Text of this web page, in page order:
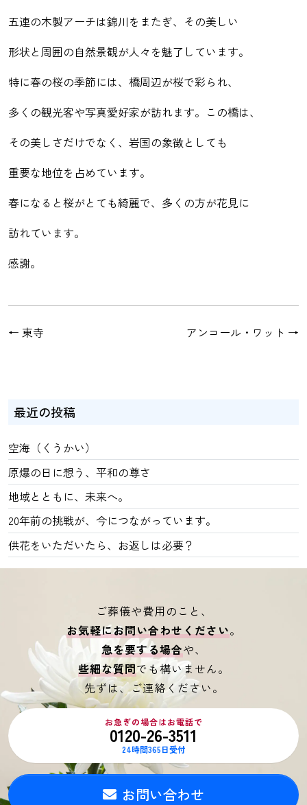
五連の木製アーチは錦川をまたぎ、その美しい
形状と周囲の自然景観が人々を魅了しています。
特に春の桜の季節には、橋周辺が桜で彩られ、
多くの観光客や写真愛好家が訪れます。この橋は、
その美しさだけでなく、岩国の象徴としても
重要な地位を占めています。
春になると桜がとても綺麗で、多くの方が花見に
訪れています。
感謝。
← 東寺 アンコール・ワット →
最近の投稿
空海（くうかい）
原爆の日に想う、平和の尊さ
地域とともに、未来へ。
20年前の挑戦が、今につながっています。
供花をいただいたら、お返しは必要？
ご葬儀や費用のこと、
お気軽にお問い合わせください。
急を要する場合や、
些細な質問でも構いません。
先ずは、ご連絡ください。
お急ぎの場合はお電話で
0120-26-3511
24時間365日受付
お問い合わせ